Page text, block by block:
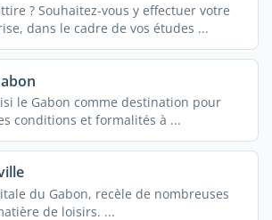
? Souhaitez-vous y effectuer votre
dans le cadre de vos études ...
le Gabon comme destination pour
conditions et formalités à ...
du Gabon, recèle de nombreuses
de loisirs. ...